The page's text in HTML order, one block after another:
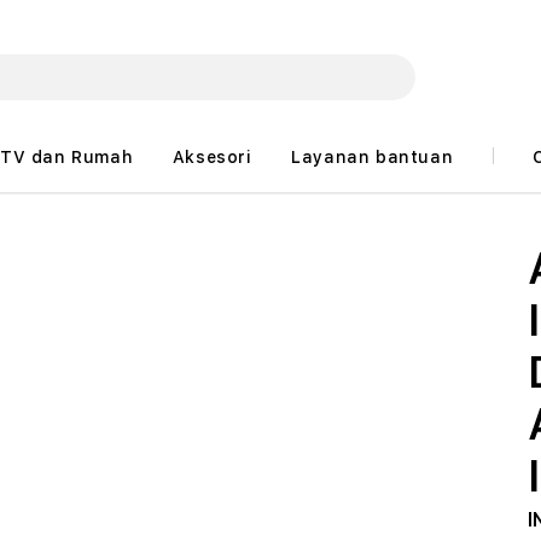
TV dan Rumah Aksesori Layanan bantuan